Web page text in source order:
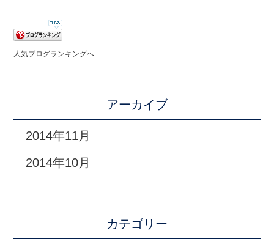
人気ブログランキングへ
アーカイブ
2014年11月
2014年10月
カテゴリー